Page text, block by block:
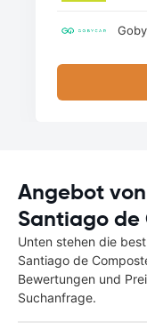
Angebot
Santiago de
Unten stehen die
Santiago de
Bewertungen und
Suchanfrage.